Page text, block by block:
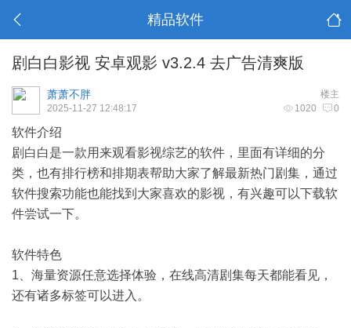
精品软件
剧白白影视 安卓观影 v3.2.4 去广告清爽版
楼主
萧萧不胖
1020 0
2025-11-27 12:48:17
软件介绍
剧白白是一款用来观看影视综艺的软件，里面有详细的分
类，也有排行榜和排期表帮助大家了解最新热门剧集，通过
软件搜索功能也能找到大家喜欢的影视，有兴趣可以下载软
件尝试一下。
软件特色
1、海量资源任意选择体验，在线高清剧集每天都能看见，
还有诸多标签可以进入。